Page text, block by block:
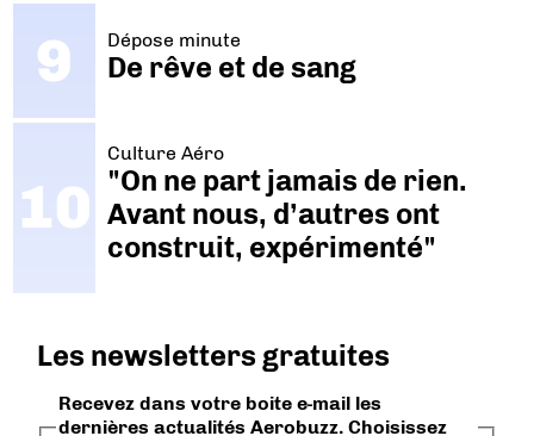
Dépose minute
De rêve et de sang
Culture Aéro
"On ne part jamais de rien.
Avant nous, d’autres ont
construit, expérimenté"
Les newsletters gratuites
Recevez dans votre boite e-mail les
dernières actualités Aerobuzz. Choisissez